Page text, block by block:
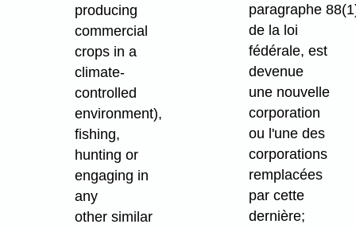
producing
commercial
crops in a
climate-
controlled
environment),
fishing,
hunting or
engaging in
any
other similar
paragraphe
de la loi
fédérale, est
devenue
une nouvelle
corporation
ou l'une des
corporations
remplacées
par cette
dernière;